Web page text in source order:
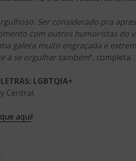
Ser considerado pra
com outros humoristas do
galera muito engraçada e
a se orgulhar também“, completa.
LGBTQIA+
Central.
aqui!